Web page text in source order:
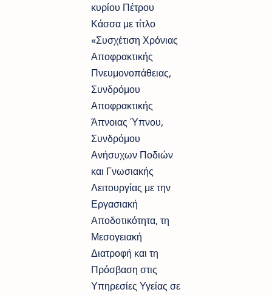
κυρίου Πέτρου
Κάσσα με τίτλο
«Συσχέτιση Χρόνιας
Αποφρακτικής
Πνευμονοπάθειας,
Συνδρόμου
Αποφρακτικής
Άπνοιας Ύπνου,
Συνδρόμου
Ανήσυχων Ποδιών
και Γνωσιακής
Λειτουργίας με την
Εργασιακή
Αποδοτικότητα, τη
Μεσογειακή
Διατροφή και τη
Πρόσβαση στις
Υπηρεσίες Υγείας σε